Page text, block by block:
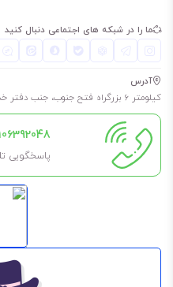
209 لیتری
1000 لیتری
برای طولانی شدن عمر روغن و
مسقف نگهداری شود. به این معنی
ما را در شبکه های اجتماعی دنبال کنید
آدرس
کیلومتر 6 بزرگراه فتح جنوب، جنب دفتر خدمات الکترونیک شهر، پلاک 588 و 600
پاسخگویی